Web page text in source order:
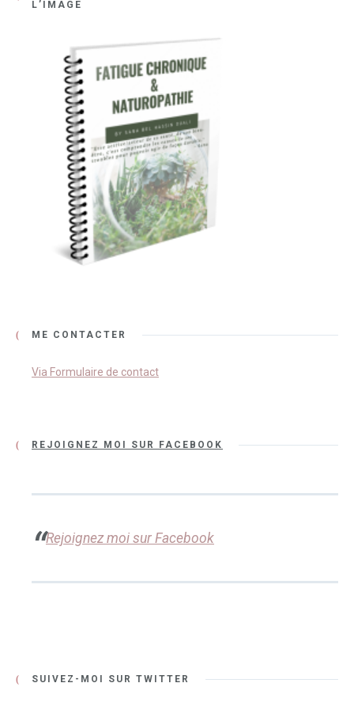
L’IMAGE
ME CONTACTER
Via Formulaire de contact
REJOIGNEZ MOI SUR FACEBOOK
Rejoignez moi sur Facebook
SUIVEZ-MOI SUR TWITTER